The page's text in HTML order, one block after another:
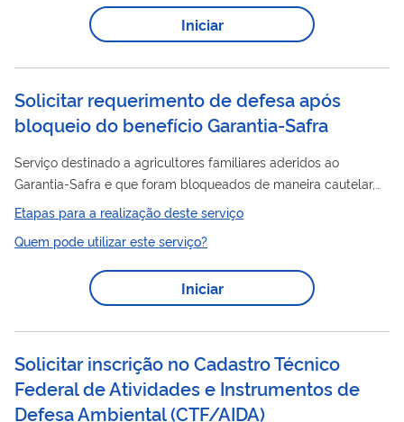
Recursos de seu Estado. Já o Recurso Voluntário é a
manifestação do empregador contra a decisão de 1ª Instância,
ou da Notificação de Débito do...
Iniciar
Solicitar requerimento de defesa após
bloqueio do benefício Garantia-Safra
Serviço destinado a agricultores familiares aderidos ao
Garantia-Safra e que foram bloqueados de maneira cautelar,
após identificação de indícios de não enquadramento com a
Lei nº 10.420/2002 no processo de inscrição no Programa. Tal
bloqueio é atribuído a partir do cruzamento dos dados
gerenciais do Garantia-Safra com o LabContas (TCU). O
serviço consiste no cadastro do requerimento de
defesa
encaminhar para análise da Comissão Estadual...
Etapas para a realização deste serviço
Quem pode utilizar este serviço?
Iniciar
Solicitar inscrição no Cadastro Técnico
Federal de Atividades e Instrumentos de
Defesa Ambiental(CTF/AIDA)